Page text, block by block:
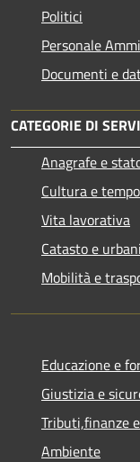
Politici
Personale
Documenti e
CATEGORIE DI
Anagrafe e
Cultura e
Vita lavorativa
Catasto e
Mobilità e
Educazione e
Giustizia e
Tributi,finanze
Ambiente